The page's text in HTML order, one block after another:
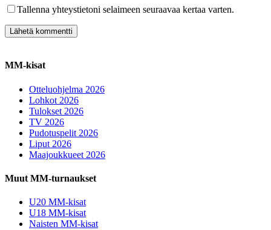
Tallenna yhteystietoni selaimeen seuraavaa kertaa varten.
MM-kisat
Otteluohjelma 2026
Lohkot 2026
Tulokset 2026
TV 2026
Pudotuspelit 2026
Liput 2026
Maajoukkueet 2026
Muut MM-turnaukset
U20 MM-kisat
U18 MM-kisat
Naisten MM-kisat